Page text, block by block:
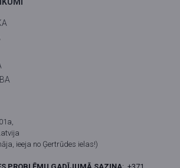
ieeja no Ģertrūdes ielas!)